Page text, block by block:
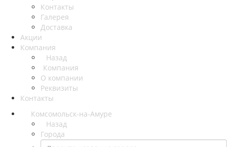
Контакты
Галерея
Доставка
Акции
Компания
Назад
Компания
О компании
Реквизиты
Контакты
Комсомольск-на-Амуре
Назад
Города